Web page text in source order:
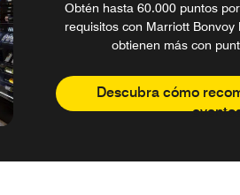
Obtén hasta 60.000 puntos
requisitos con Marriott Bonvoy
obtienen más con
Descubra cómo